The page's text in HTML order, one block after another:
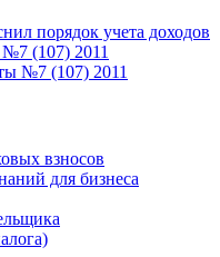
порядок учета доходов
(107) 2011
№7 (107) 2011
взносов
для бизнеса